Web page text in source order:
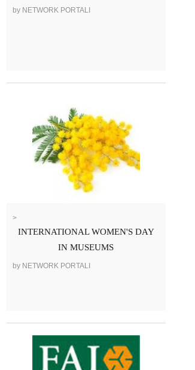
by NETWORK PORTALI
>
INTERNATIONAL WOMEN'S DAY
IN MUSEUMS
by NETWORK PORTALI